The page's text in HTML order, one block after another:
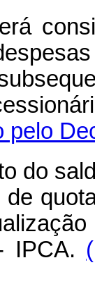
pelo
do
de
IPCA.